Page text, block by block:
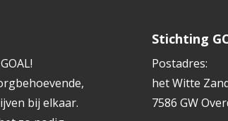
bij elkaar.
Stichting
Postadres:
het Witte
7586 GW